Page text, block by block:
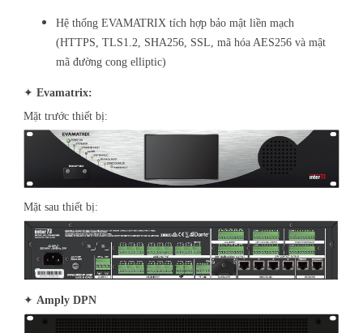
Hệ thống EVAMATRIX tích hợp bảo mật liền mạch
(HTTPS, TLS1.2, SHA256, SSL, mã hóa AES256 và mật
mã đường cong elliptic)
✦ Evamatrix:
Mặt trước thiết bị:
Mặt sau thiết bị:
✦ Amply DPN